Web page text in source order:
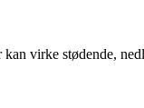
virke stødende,